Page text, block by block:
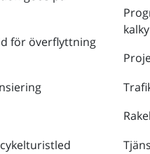
för överflyttning